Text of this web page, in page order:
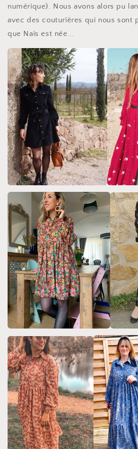
numérique). Nous avons alors pu
avec des couturières qui nous sont
que Nais est née...